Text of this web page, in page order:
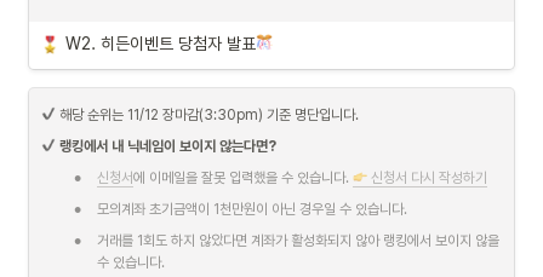
게 증정하는 상
평균상 (3명) - 스타벅스 달콤한 디저트 세트
11/12(금) 기준, 수익률 랭킹순위가 중간인 3명에게 증정하는 상
럭키상 (1명) - 교촌치킨 허니콤보퐁듀치즈볼세트
11/12(금) 기준, 수익률 랭킹순위가 7위인 사람에게 증정하는 상
W2. 히든이벤트 당첨자 발표
해당 순위는 11/12 장마감(3:30pm) 기준 명단입니다.
랭킹에서 내 닉네임이 보이지 않는다면?
• 신청서에 이메일을 잘못 입력했을 수 있습니다. 신청서 다시 작성하기
• 모의계좌 초기금액이 1천만원이 아닌 경우일 수 있습니다.
•
거래를 1회도 하지 않았다면 계좌가 활성화되지 않아 랭킹에서 보이지 않을
수 있습니다.